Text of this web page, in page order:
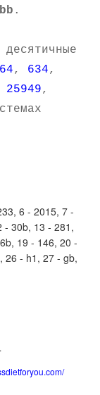
.
, 634,
25949,
6 - 2015, 7 -
- 30b, 13 - 281,
19 - 146, 20 -
26 - h1, 27 - gb,